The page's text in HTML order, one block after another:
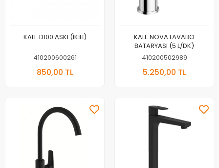
KALE D100 ASKI (İKİLİ)
410200600261
850,00 TL
KALE NOVA LAVABO
BATARYASI (5 L/DK)
410200502989
5.250,00 TL